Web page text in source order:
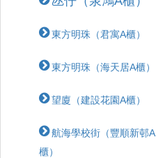
東方明珠（君寓A櫃）
東方明珠（海天居A櫃）
望廈（建設花園A櫃）
航海學校街（豐順新邨A
櫃）